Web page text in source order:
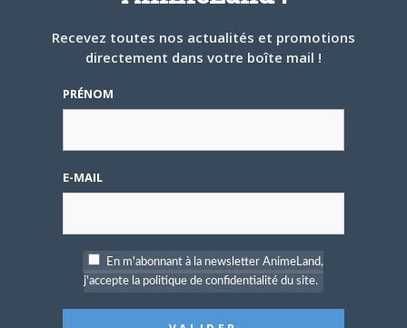
disponible !
4 AOÛT 2026 0
Recevez toutes nos actualités et promotions
directement dans votre boîte mail !
PRÉNOM
E-MAIL
En m'abonnant à la newsletter AnimeLand,
j'accepte la politique de confidentialité du site.